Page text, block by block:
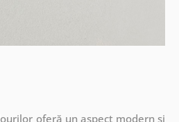
oferă un aspect modern și